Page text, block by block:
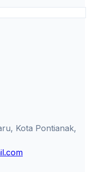
Kota Pontianak,